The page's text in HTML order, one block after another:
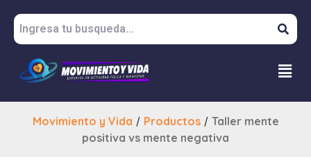
Movimiento y Vida / Productos/ Taller mente
positiva vs mente negativa